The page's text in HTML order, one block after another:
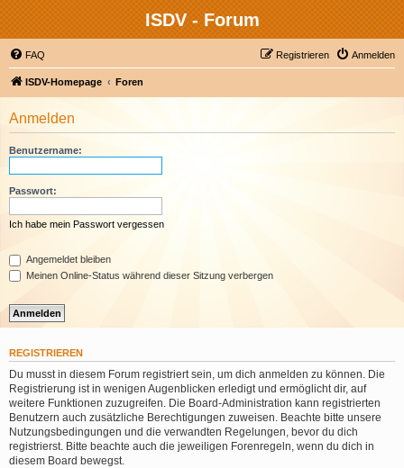
ISDV - Forum
FAQ Anmelden
Registrieren
ISDV-Homepage Foren
Anmelden
Benutzername:
Passwort:
Ich habe mein Passwort vergessen
Angemeldet bleiben
Meinen Online-Status während dieser Sitzung verbergen
REGISTRIEREN
Du musst in diesem Forum registriert sein, um dich anmelden zu können. Die
Registrierung ist in wenigen Augenblicken erledigt und ermöglicht dir, auf
weitere Funktionen zuzugreifen. Die Board-Administration kann registrierten
Benutzern auch zusätzliche Berechtigungen zuweisen. Beachte bitte unsere
Nutzungsbedingungen und die verwandten Regelungen, bevor du dich
registrierst. Bitte beachte auch die jeweiligen Forenregeln, wenn du dich in
diesem Board bewegst.